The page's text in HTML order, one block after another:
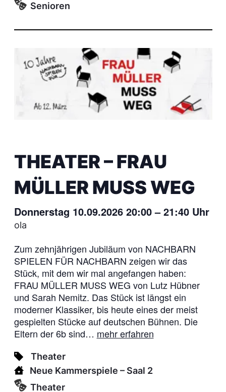
Senioren
THEATER – FRAU
MÜLLER MUSS WEG
Donnerstag 10.09.2026 20:00–21:40Uhr
ola
Zum zehnjährigen Jubiläum von NACHBARN
SPIELEN FÜR NACHBARN zeigen wir das
Stück, mit dem wir mal angefangen haben:
FRAU MÜLLER MUSS WEG von Lutz Hübner
und Sarah Nemitz. Das Stück ist längst ein
moderner Klassiker, bis heute eines der meist
gespielten Stücke auf deutschen Bühnen. Die
Eltern der 6b sind… mehr erfahren
Theater
Neue Kammerspiele – Saal 2
Theater